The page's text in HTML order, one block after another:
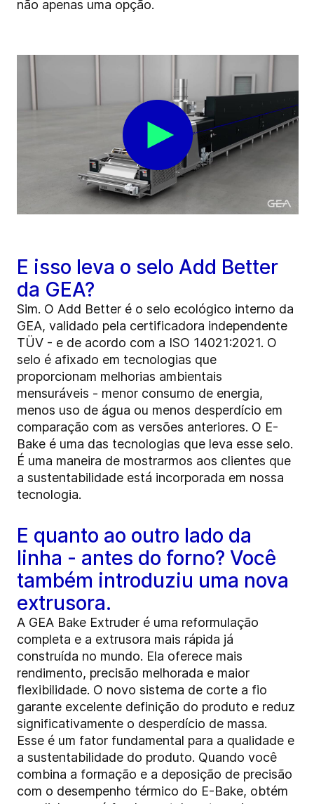
não apenas uma opção.
E isso leva o selo Add Better
da GEA?
Sim. O Add Better é o selo ecológico interno da
GEA, validado pela certificadora independente
TÜV - e de acordo com a ISO 14021:2021. O
selo é afixado em tecnologias que
proporcionam melhorias ambientais
mensuráveis - menor consumo de energia,
menos uso de água ou menos desperdício em
comparação com as versões anteriores. O E-
Bake é uma das tecnologias que leva esse selo.
É uma maneira de mostrarmos aos clientes que
a sustentabilidade está incorporada em nossa
tecnologia.
E quanto ao outro lado da
linha - antes do forno? Você
também introduziu uma nova
extrusora.
A GEA Bake Extruder é uma reformulação
completa e a extrusora mais rápida já
construída no mundo. Ela oferece mais
rendimento, precisão melhorada e maior
flexibilidade. O novo sistema de corte a fio
garante excelente definição do produto e reduz
significativamente o desperdício de massa.
Esse é um fator fundamental para a qualidade e
a sustentabilidade do produto. Quando você
combina a formação e a deposição de precisão
com o desempenho térmico do E-Bake, obtém